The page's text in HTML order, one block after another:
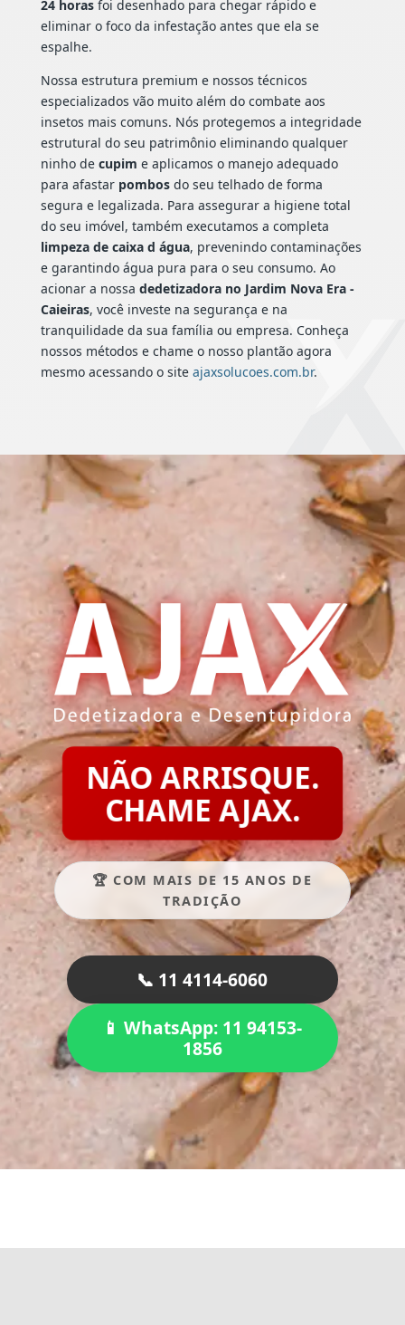
24 horasfoi desenhado para chegar rápido e
eliminar o foco da infestação antes que ela se
espalhe.
Nossa estrutura premium e nossos técnicos
especializados vão muito além do combate aos
insetos mais comuns. Nós protegemos a integridade
estrutural do seu patrimônio eliminando qualquer
ninho de cupim e aplicamos o manejo adequado
para afastar pombosdo seu telhado de forma
segura e legalizada. Para assegurar a higiene total
do seu imóvel, também executamos a completa
limpeza de caixa d água, prevenindo contaminações
e garantindo água pura para o seu consumo. Ao
acionar a nossa dedetizadora no Jardim Nova Era -
Caieiras, você investe na segurança e na
tranquilidade da sua família ou empresa. Conheça
nossos métodos e chame o nosso plantão agora
mesmo acessando o site ajaxsolucoes.com.br.
NÃO ARRISQUE.
CHAME AJAX.
🏆 COM MAIS DE 15 ANOS DE
TRADIÇÃO
📞 11 4114-6060
📱 WhatsApp: 11 94153-
1856